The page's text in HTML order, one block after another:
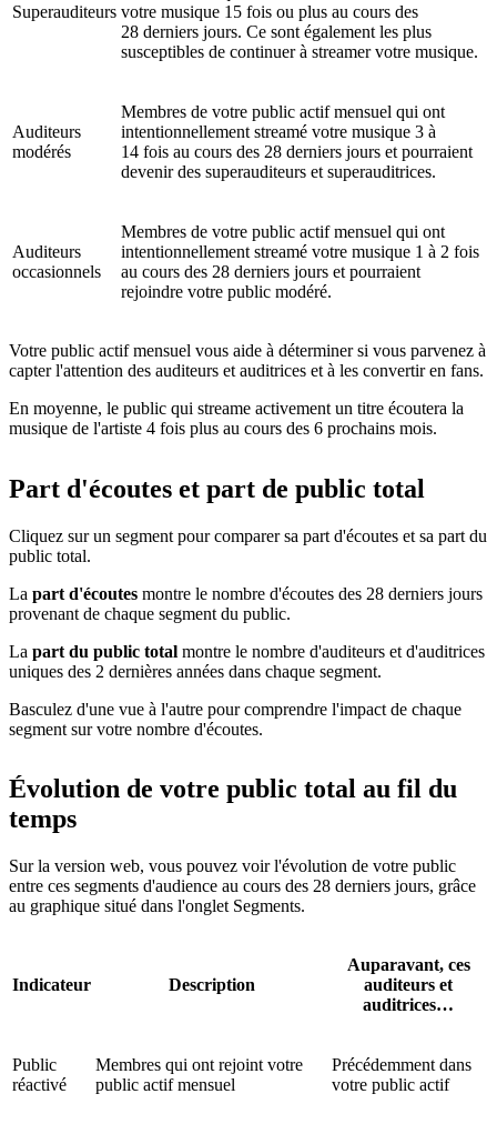
Superauditeurs votre musique 15 fois ou plus au cours des
28 derniers jours. Ce sont également les plus
susceptibles de continuer à streamer votre musique.
Auditeurs
modérés
Membres de votre public actif mensuel qui ont
intentionnellement streamé votre musique 3 à
14 fois au cours des 28 derniers jours et pourraient
devenir des superauditeurs et superauditrices.
Auditeurs
occasionnels
Membres de votre public actif mensuel qui ont
intentionnellement streamé votre musique 1 à 2 fois
au cours des 28 derniers jours et pourraient
rejoindre votre public modéré.
Votre public actif mensuel vous aide à déterminer si vous parvenez à
capter l'attention des auditeurs et auditrices et à les convertir en fans.
En moyenne, le public qui streame activement un titre écoutera la
musique de l'artiste 4 fois plus au cours des 6 prochains mois.
Part d'écoutes et part de public total
Cliquez sur un segment pour comparer sa part d'écoutes et sa part du
public total.
La part d'écoutes montre le nombre d'écoutes des 28 derniers jours
provenant de chaque segment du public.
La part du public total montre le nombre d'auditeurs et d'auditrices
uniques des 2 dernières années dans chaque segment.
Basculez d'une vue à l'autre pour comprendre l'impact de chaque
segment sur votre nombre d'écoutes.
Évolution de votre public total au fil du
temps
Sur la version web, vous pouvez voir l'évolution de votre public
entre ces segments d'audience au cours des 28 derniers jours, grâce
au graphique situé dans l'onglet Segments.
Indicateur Description
Auparavant, ces
auditeurs et
auditrices…
Public
réactivé
Membres qui ont rejoint votre
public actif mensuel
Précédemment dans
votre public actif